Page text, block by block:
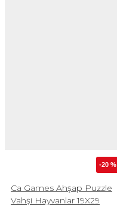
-20 %
Ca Games Ahşap Puzzle
Vahşi Hayvanlar 19X29